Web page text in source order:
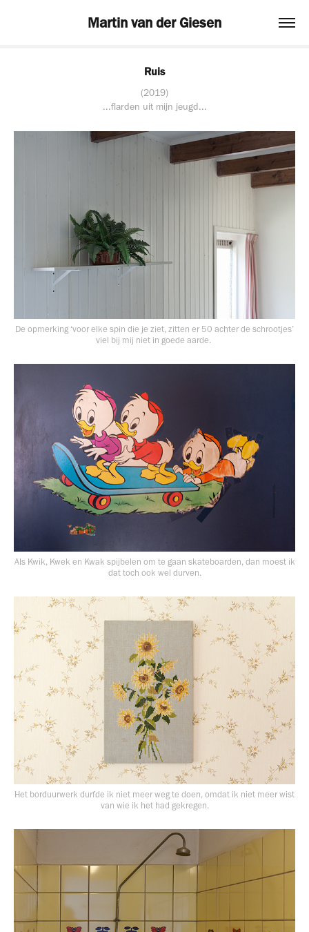
Martin van der Giesen
Ruis
(2019)
...flarden uit mijn jeugd...
De opmerking ‘voor elke spin die je ziet, zitten er 50 achter de schrootjes’
viel bij mij niet in goede aarde.
Als Kwik, Kwek en Kwak spijbelen om te gaan skateboarden, dan moest ik
dat toch ook wel durven.
Het borduurwerk durfde ik niet meer weg te doen, omdat ik niet meer wist
van wie ik het had gekregen.